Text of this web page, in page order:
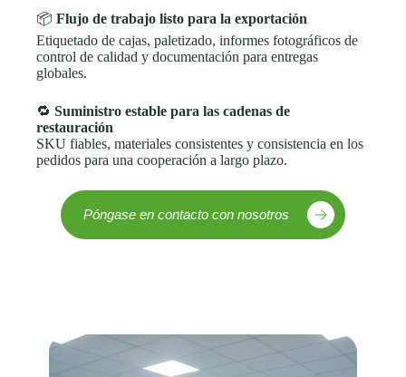
📦Flujo de trabajo listo para la exportación
Etiquetado de cajas, paletizado, informes fotográficos de
control de calidad y documentación para entregas
globales.
🔁Suministro estable para las cadenas de
restauración
SKU fiables, materiales consistentes y consistencia en los
pedidos para una cooperación a largo plazo.
Póngase en contacto con nosotros